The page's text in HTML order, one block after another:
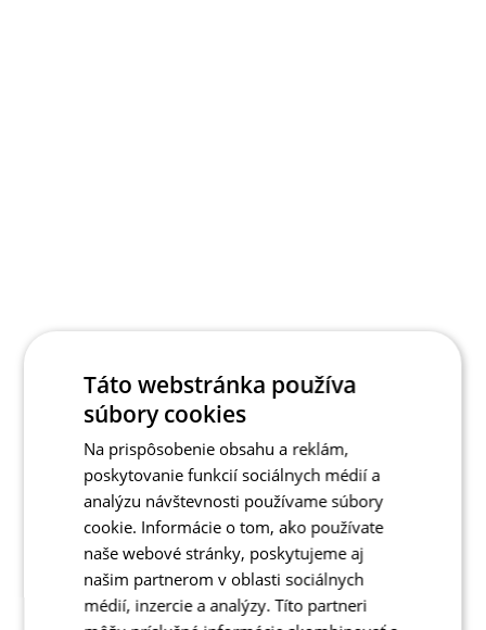
Táto webstránka používa
súbory cookies
Na prispôsobenie obsahu a reklám,
poskytovanie funkcií sociálnych médií a
analýzu návštevnosti používame súbory
cookie. Informácie o tom, ako používate
naše webové stránky, poskytujeme aj
našim partnerom v oblasti sociálnych
médií, inzercie a analýzy. Títo partneri